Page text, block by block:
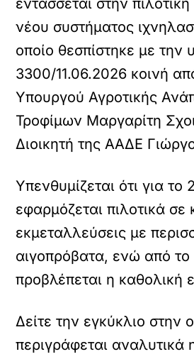
εντάσσεται στην
νέου συστήματος
οποίο θεσπίστηκε με την
3300/11.06.2026 κοινή
Υπουργού Αγροτικής
Τροφίμων Μαργαρίτη
Διοικητή της ΑΑΔΕ
Υπενθυμίζεται ότι για το
εφαρμόζεται πιλοτικά σε
εκμεταλλεύσεις με
αιγοπρόβατα, ενώ από
προβλέπεται η καθολική
Δείτε την εγκύκλιο στην
περιγράφεται αναλυτικά